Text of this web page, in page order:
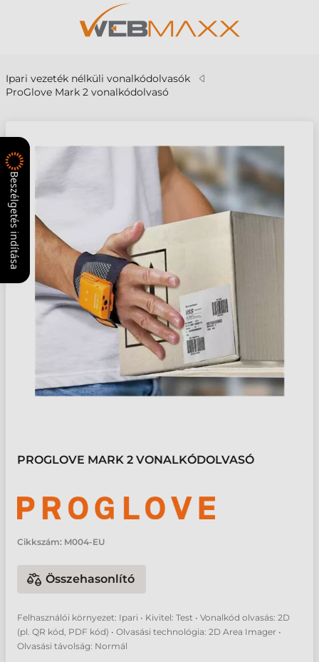
Ipari vezeték nélküli vonalkódolvasók
ProGlove Mark 2 vonalkódolvasó
PROGLOVE MARK 2 VONALKÓDOLVASÓ
Cikkszám: M004-EU
Összehasonlító
Felhasználói környezet: Ipari • Kivitel: Test • Vonalkód olvasás: 2D
(pl. QR kód, PDF kód) • Olvasási technológia: 2D Area Imager •
Olvasási távolság: Normál
Beszélgetés indítása